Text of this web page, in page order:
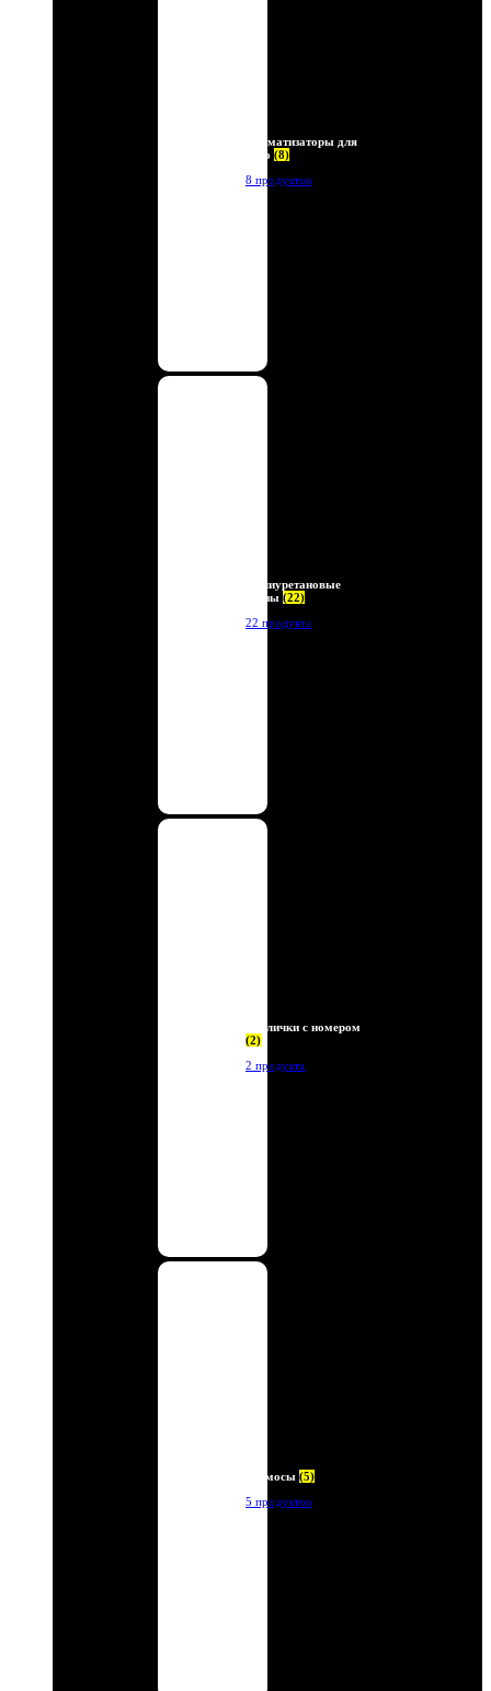
Ароматизаторы для
авто (8)
8 продуктов
Полиуретановые
линзы (22)
22 продукта
Таблички с номером
(2)
2 продукта
Термосы (5)
5 продуктов